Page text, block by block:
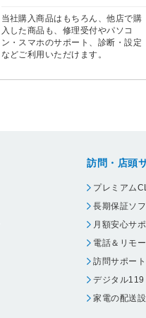
当社購入商品はもちろん、他店で購
入した商品も、修理受付やパソコ
ン・スマホのサポート、診断・設定
などご利用いただけます。
訪問・店頭
プレミアム
長期保証ソ
月額安心サ
電話＆リモー
訪問サポート
デジタル119
家電の配送